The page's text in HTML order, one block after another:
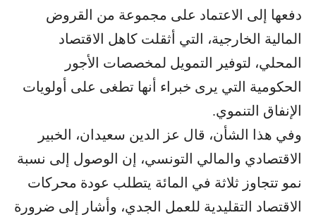
دفعها إلى الاعتماد على مجموعة من القروض
المالية الخارجية، التي أثقلت كاهل الاقتصاد
المحلي، لتوفير التمويل لمخصصات الأجور
الحكومية التي يرى خبراء أنها تطغى على أولويات
الإنفاق التنموي.
وفي هذا الشأن، قال عز الدين سعيدان، الخبير
الاقتصادي والمالي التونسي، إن الوصول إلى نسبة
نمو تتجاوز ثلاثة في المائة يتطلب عودة محركات
الاقتصاد التقليدية للعمل الجدي، وأشار إلى ضرورة